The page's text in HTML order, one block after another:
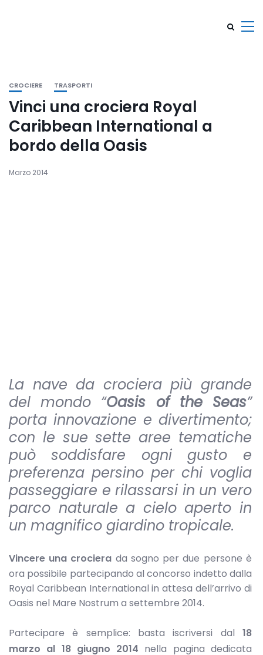
CROCIERE TRASPORTI
Vinci una crociera Royal
Caribbean International a
bordo della Oasis
Marzo 2014
La nave da crociera più grande
del mondo “Oasis of the Seas”
porta innovazione e divertimento;
con le sue sette aree tematiche
può soddisfare ogni gusto e
preferenza persino per chi voglia
passeggiare e rilassarsi in un vero
parco naturale a cielo aperto in
un magnifico giardino tropicale.
Vincere una crociera da sogno per due persone è
ora possibile partecipando al concorso indetto dalla
Royal Caribbean International in attesa dell’arrivo di
Oasis nel Mare Nostrum a settembre 2014.
Partecipare è semplice: basta iscriversi dal 18
marzo al 18 giugno 2014 nella pagina dedicata